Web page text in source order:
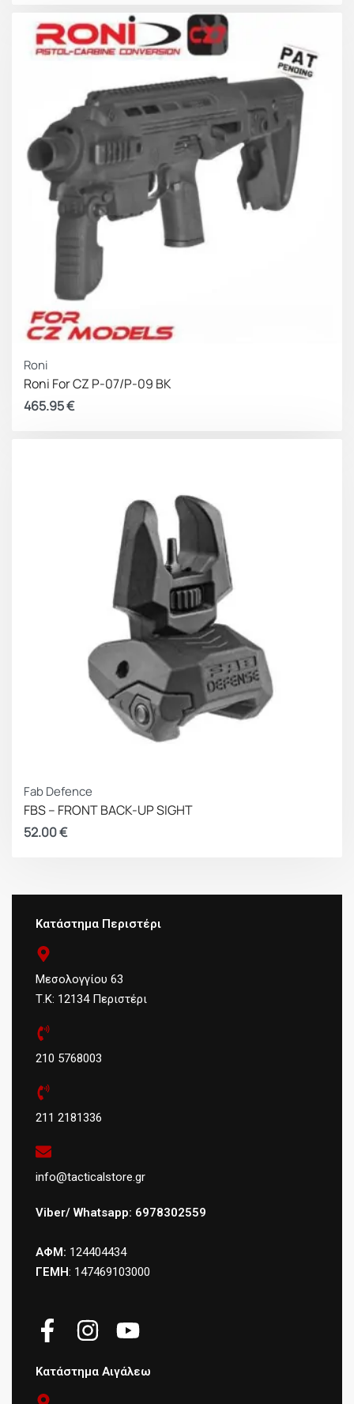
Roni
Roni For CZ P-07/P-09 BK
465.95€
Fab Defence
FBS – FRONT BACK-UP SIGHT
52.00€
Κατάστημα Περιστέρι
Μεσολογγίου 63
Τ.Κ: 12134 Περιστέρι
210 5768003
211 2181336
info@tacticalstore.gr
Viber/ Whatsapp: 6978302559
ΑΦΜ: 124404434
ΓΕΜΗ: 147469103000
Κατάστημα Αιγάλεω